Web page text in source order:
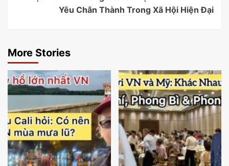
Yêu Chân Thành Trong Xã Hội Hiện Đại
More Stories